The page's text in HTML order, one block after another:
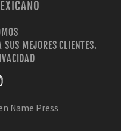
SUS MEJORES CLIENTES.
Name Press